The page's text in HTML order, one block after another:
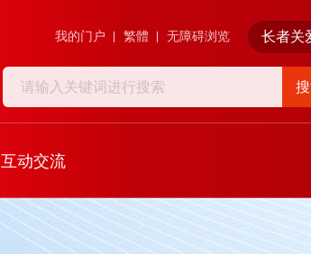
我的门户 繁體 无障碍浏览 长者关
互动交流